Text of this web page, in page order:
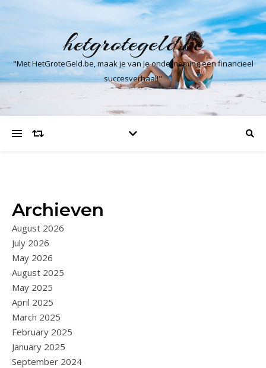
hetgrotegeld.be
"Met HetGroteGeld.be, maak je van je onderneming een financieel
succesverhaal!"
Archieven
August 2026
July 2026
May 2026
August 2025
May 2025
April 2025
March 2025
February 2025
January 2025
September 2024